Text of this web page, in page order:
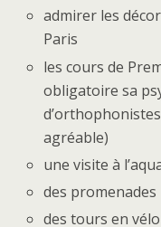
admirer les
Paris
les cours de
obligatoire sa
agréable)
une visite à
des promenades
des tours en vélo